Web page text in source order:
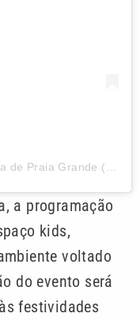
a programação
kids,
voltado
do evento será
festividades